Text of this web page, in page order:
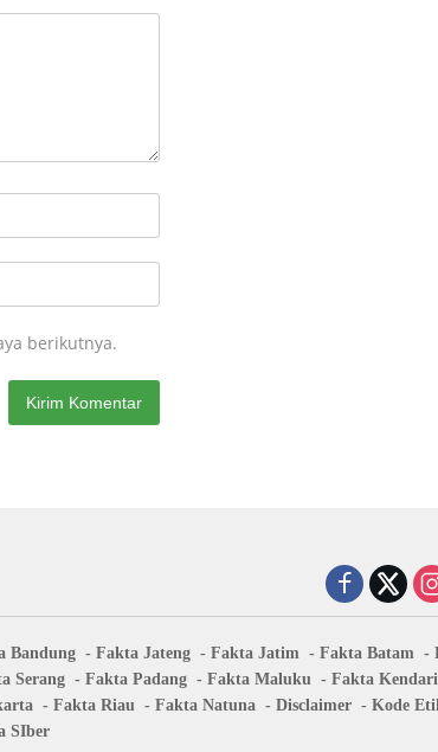
berikutnya.
Bandung Fakta Jateng Fakta Jatim Fakta Batam
Serang Fakta Padang Fakta Maluku Fakta Kendari
Fakta Riau Fakta Natuna Disclaimer Kode
SIber